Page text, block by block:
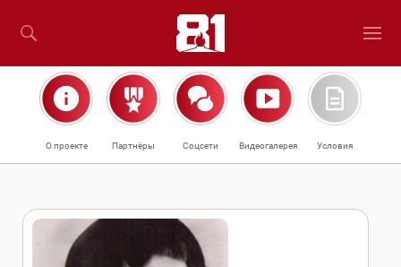
О проекте Партнёры Соцсети Видеогалерея Условия